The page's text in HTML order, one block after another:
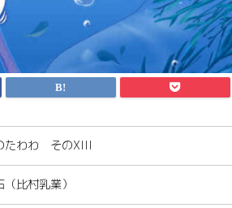
たわわ そのXIII
比村乳業）